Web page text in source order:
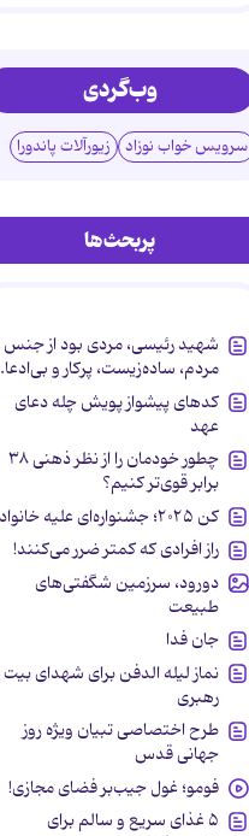
وب‌گردی
سرویس خواب نوزاد زیورآلات پاندورا
پربحث‌ها
شهید رئیسی، مردی بود از جنس
مردم، ساده‌زیست، پرکار و بی‌ادعا.
کدهای پیشواز پویش چله دعای
عهد
چطور خودمان را از نظر ذهنی ۳۸
برابر قوی‌تر کنیم؟
کن ۲۰۲۵؛ جشنواره‌ای علیه خانواده
راز افرادی که کمتر ضرر می‌کنند!
دورود، سرزمین شگفتی‌های
طبیعت
جان فدا
نماز لیله الدفن برای شهدای بیت
رهبری
طرح اختصاصی تبیان ویژه روز
جهانی قدس
فومو؛ غول جیب‌بر فضای مجازی!
۵ غذای سریع و سالم برای